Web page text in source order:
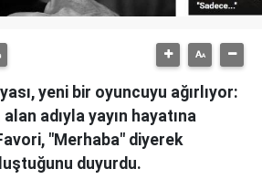
yeni bir oyuncuyu ağırlıyor:
adıyla yayın hayatına
"Merhaba" diyerek
duyurdu.